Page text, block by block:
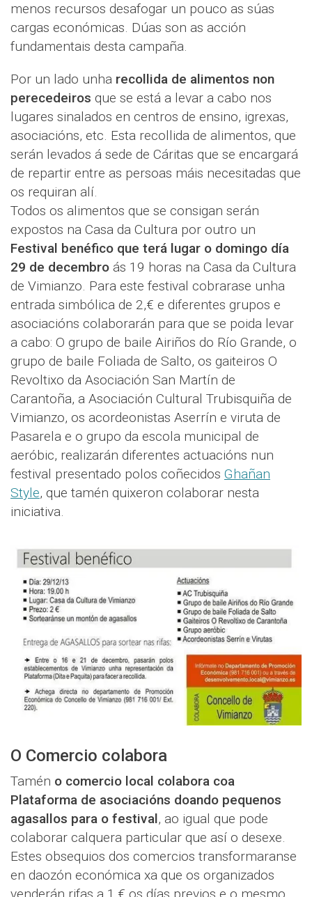
menos recursos desafogar un pouco as súas
cargas económicas. Dúas son as acción
fundamentais desta campaña.
Por un lado unha recollida de alimentos non
perecedeiros que se está a levar a cabo nos
lugares sinalados en centros de ensino, igrexas,
asociacións, etc. Esta recollida de alimentos, que
serán levados á sede de Cáritas que se encargará
de repartir entre as persoas máis necesitadas que
os requiran alí.
Todos os alimentos que se consigan serán
expostos na Casa da Cultura por outro un
Festival benéfico que terá lugar o domingo día
29 de decembro ás 19 horas na Casa da Cultura
de Vimianzo. Para este festival cobrarase unha
entrada simbólica de 2,€ e diferentes grupos e
asociacións colaborarán para que se poida levar
a cabo: O grupo de baile Airiños do Río Grande, o
grupo de baile Foliada de Salto, os gaiteiros O
Revoltixo da Asociación San Martín de
Carantoña, a Asociación Cultural Trubisquiña de
Vimianzo, os acordeonistas Aserrín e viruta de
Pasarela e o grupo da escola municipal de
aeróbic, realizarán diferentes actuacións nun
festival presentado polos coñecidos Ghañan
Style, que tamén quixeron colaborar nesta
iniciativa.
O Comercio colabora
Tamén o comercio local colabora coa
Plataforma de asociacións doando pequenos
agasallos para o festival, ao igual que pode
colaborar calquera particular que así o desexe.
Estes obsequios dos comercios transformaranse
en daozón económica xa que os organizados